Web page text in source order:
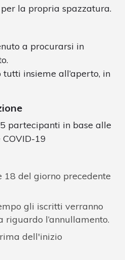
la propria spazzatura.
a procurarsi in
insieme all’aperto, in
partecipanti in base alle
19
18 del giorno precedente
gli iscritti verranno
l’annullamento.
dell'inizio